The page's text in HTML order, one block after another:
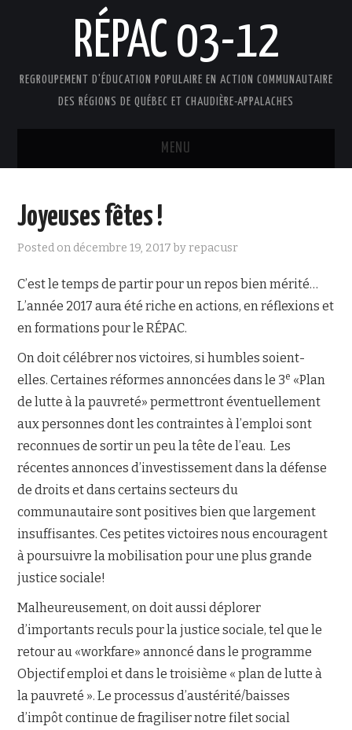
RÉPAC 03-12
REGROUPEMENT D'ÉDUCATION POPULAIRE EN ACTION COMMUNAUTAIRE
DES RÉGIONS DE QUÉBEC ET CHAUDIÈRE-APPALACHES
MENU
PRÉSENTATION
DOCUMENTS
FAIRE UN DON !
NOUS JOINDRE
Joyeuses fêtes !
Posted on décembre 19, 2017 byrepacusr
C’est le temps de partir pour un repos bien mérité…
L’année 2017 aura été riche en actions, en réflexions et
en formations pour le RÉPAC.
On doit célébrer nos victoires, si humbles soient-
elles. Certaines réformes annoncées dans le 3e «Plan
de lutte à la pauvreté» permettront éventuellement
aux personnes dont les contraintes à l’emploi sont
reconnues de sortir un peu la tête de l’eau. Les
récentes annonces d’investissement dans la défense
de droits et dans certains secteurs du
communautaire sont positives bien que largement
insuffisantes. Ces petites victoires nous encouragent
à poursuivre la mobilisation pour une plus grande
justice sociale!
Malheureusement, on doit aussi déplorer
d’importants reculs pour la justice sociale, tel que le
retour au «workfare» annoncé dans le programme
Objectif emploi et dans le troisième « plan de lutte à
la pauvreté ». Le processus d’austérité/baisses
d’impôt continue de fragiliser notre filet social